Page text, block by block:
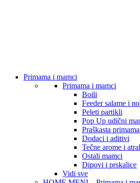
Primama i mamci
Primama i mamci
Boili
Feeder salame i
Peleti partikli
Pop Up udični
Praškasta primama
Dodaci i aditivi
Tečne arome i
Ostali mamci
Dipovi i prskalice
Vidi sve